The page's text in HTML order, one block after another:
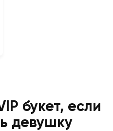
букет, если
девушку